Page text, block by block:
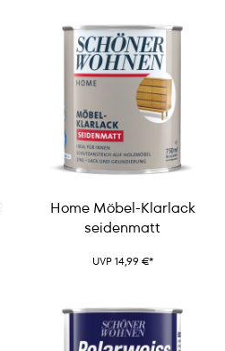
Home Möbel-Klarlack
seidenmatt
UVP 14,99 €*